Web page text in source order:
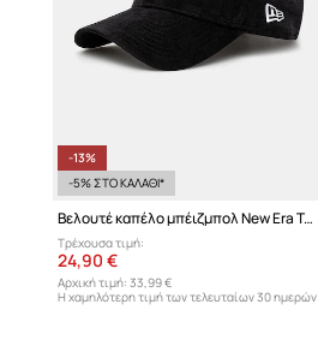
-13%
-5% ΣΤΟ ΚΑΛΑΘΙ*
Βελουτέ καπέλο μπέιζμπολ New Era Tonal Check 940 Lakers
Τρέχουσα τιμή:
24,90 €
Αρχική τιμή: 33,99 €
Η χαμηλότερη τιμή των τελευταίων 30 ημερών